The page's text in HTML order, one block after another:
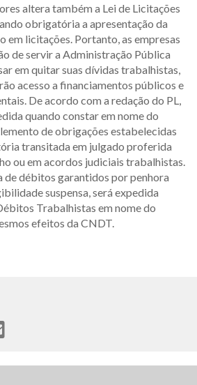
altera também a Lei de Licitações
obrigatória a apresentação da
em licitações. Portanto, as empresas
de servir a Administração Pública
em quitar suas dívidas trabalhistas,
acesso a financiamentos públicos e
De acordo com a redação do PL,
quando constar em nome do
de obrigações estabelecidas
transitada em julgado proferida
ou em acordos judiciais trabalhistas.
de débitos garantidos por penhora
suspensa, será expedida
Trabalhistas em nome do
efeitos da CNDT.